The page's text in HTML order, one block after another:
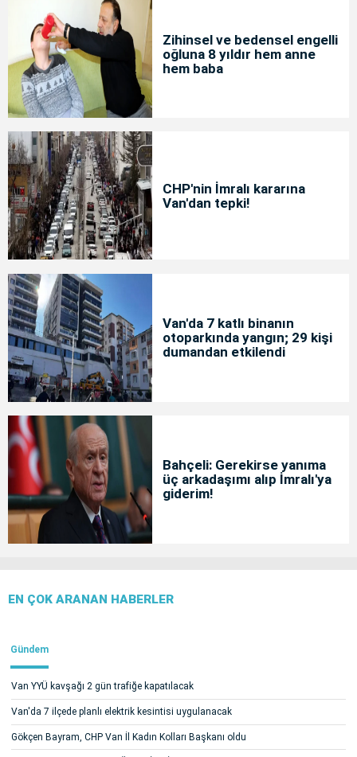
Zihinsel ve bedensel engelli
oğluna 8 yıldır hem anne
hem baba
CHP'nin İmralı kararına
Van'dan tepki!
Van'da 7 katlı binanın
otoparkında yangın; 29 kişi
dumandan etkilendi
Bahçeli: Gerekirse yanıma
üç arkadaşımı alıp İmralı'ya
giderim!
EN ÇOK ARANAN HABERLER
Gündem
Van YYÜ kavşağı 2 gün trafiğe kapatılacak
Van'da 7 ilçede planlı elektrik kesintisi uygulanacak
Gökçen Bayram, CHP Van İl Kadın Kolları Başkanı oldu